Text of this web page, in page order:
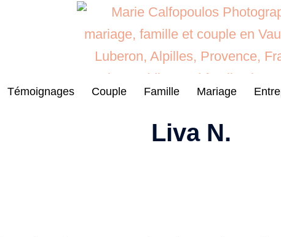
Témoignages Couple Famille Mariage
Liva N.